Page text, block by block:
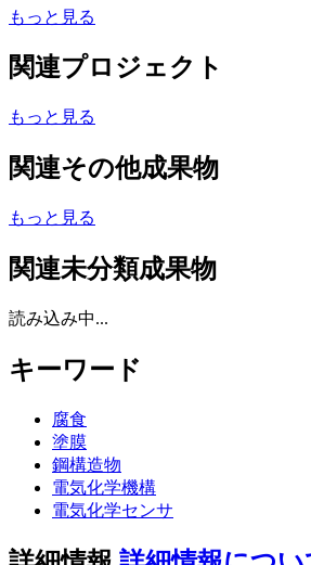
もっと見る
関連プロジェクト
もっと見る
関連その他成果物
もっと見る
関連未分類成果物
読み込み中...
キーワード
腐食
塗膜
鋼構造物
電気化学機構
電気化学センサ